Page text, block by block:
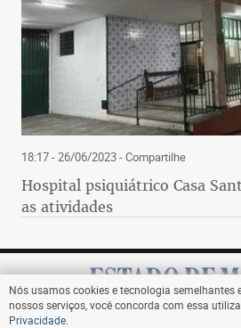
18:17 - 26/06/2023- Compartilhe
Hospital psiquiátrico Casa
as atividades
Nós usamos cookies e tecnologia semelhantes
nossos serviços, você concorda com essa
Privacidade